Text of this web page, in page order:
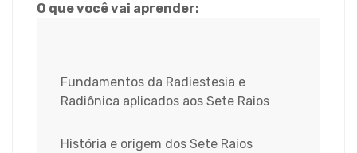
O que você vai aprender:
Fundamentos da Radiestesia e
Radiônica aplicados aos Sete Raios
História e origem dos Sete Raios